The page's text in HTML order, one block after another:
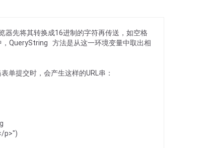
器先将其转换成16进制的字符再传送，如空格
，QueryString 方法是从这一环境变量中取出相
提交时，会产生这样的URL串：
p>")